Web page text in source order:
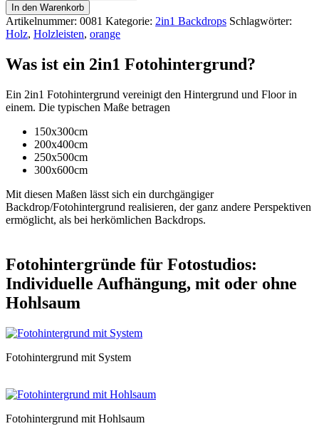
In den Warenkorb
Artikelnummer: 0081 Kategorie: 2in1 Backdrops Schlagwörter:
Holz, Holzleisten, orange
Was ist ein 2in1 Fotohintergrund?
Ein 2in1 Fotohintergrund vereinigt den Hintergrund und Floor in
einem. Die typischen Maße betragen
150x300cm
200x400cm
250x500cm
300x600cm
Mit diesen Maßen lässt sich ein durchgängiger
Backdrop/Fotohintergrund realisieren, der ganz andere Perspektiven
ermöglicht, als bei herkömlichen Backdrops.
Fotohintergründe für Fotostudios:
Individuelle Aufhängung, mit oder ohne
Hohlsaum
Fotohintergrund mit System
Fotohintergrund mit Hohlsaum